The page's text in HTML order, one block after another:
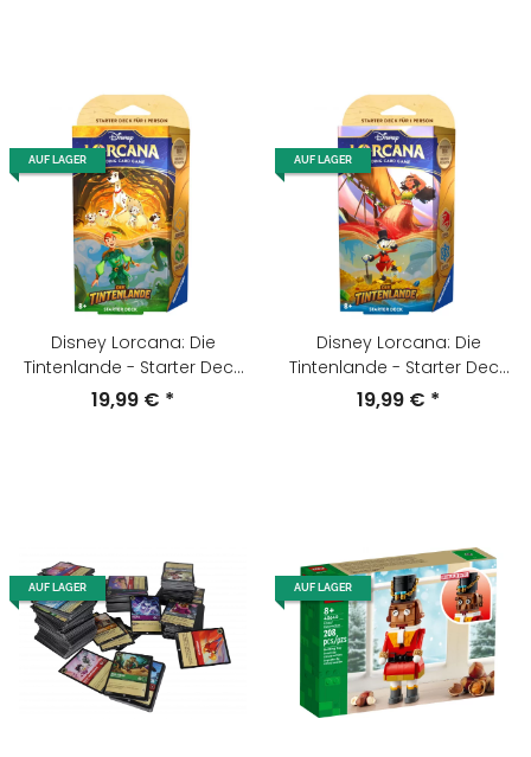
AUF LAGER
Disney Lorcana: Die
Tintenlande - Starter Deck
Bernstein und Smaragd
19,99 € *
AUF LAGER
Disney Lorcana: Die
Tintenlande - Starter Deck
Rubin und Saphir
19,99 € *
AUF LAGER AUF LAGER